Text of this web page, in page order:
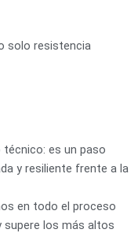
solo resistencia
es un paso
y resiliente frente a la
en todo el proceso
supere los más altos